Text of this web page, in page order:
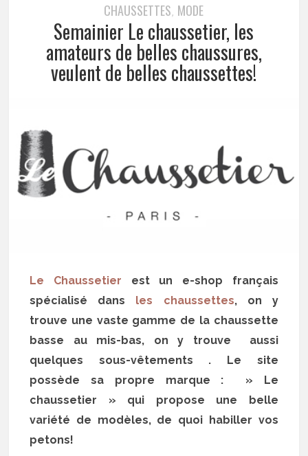
CHAUSSETTES, MODE
Semainier Le chaussetier, les
amateurs de belles chaussures,
veulent de belles chaussettes!
Le Chaussetier est un e-shop français
spécialisé dans les chaussettes, on y
trouve une vaste gamme de la chaussette
basse au mis-bas, on y trouve aussi
quelques sous-vêtements . Le site
possède sa propre marque : » Le
chaussetier » qui propose une belle
variété de modèles, de quoi habiller vos
petons!